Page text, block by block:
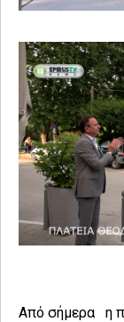
Aπό σήμερα η